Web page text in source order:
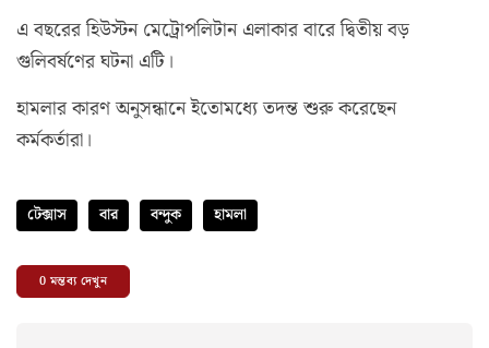
এ বছরের হিউস্টন মেট্রোপলিটান এলাকার বারে দ্বিতীয় বড়
গুলিবর্ষণের ঘটনা এটি।
হামলার কারণ অনুসন্ধানে ইতোমধ্যে তদন্ত শুরু করেছেন
কর্মকর্তারা।
টেক্সাস বার বন্দুক হামলা
0মন্তব্য দেখুন